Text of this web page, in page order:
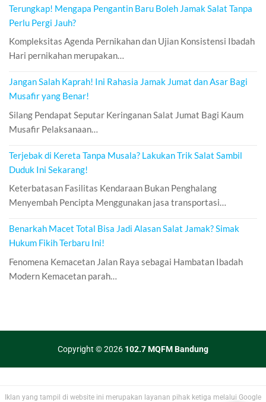
Terungkap! Mengapa Pengantin Baru Boleh Jamak Salat Tanpa
Perlu Pergi Jauh?
Kompleksitas Agenda Pernikahan dan Ujian Konsistensi Ibadah
Hari pernikahan merupakan…
Jangan Salah Kaprah! Ini Rahasia Jamak Jumat dan Asar Bagi
Musafir yang Benar!
Silang Pendapat Seputar Keringanan Salat Jumat Bagi Kaum
Musafir Pelaksanaan…
Terjebak di Kereta Tanpa Musala? Lakukan Trik Salat Sambil
Duduk Ini Sekarang!
Keterbatasan Fasilitas Kendaraan Bukan Penghalang
Menyembah Pencipta Menggunakan jasa transportasi…
Benarkah Macet Total Bisa Jadi Alasan Salat Jamak? Simak
Hukum Fikih Terbaru Ini!
Fenomena Kemacetan Jalan Raya sebagai Hambatan Ibadah
Modern Kemacetan parah…
Copyright © 2026 102.7 MQFM Bandung
Iklan yang tampil di website ini merupakan layanan pihak ketiga melalui Google